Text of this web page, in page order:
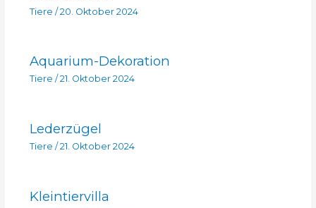
Tiere /20. Oktober 2024
Aquarium-Dekoration
Tiere / 21. Oktober 2024
Lederzügel
Tiere / 21. Oktober 2024
Kleintiervilla